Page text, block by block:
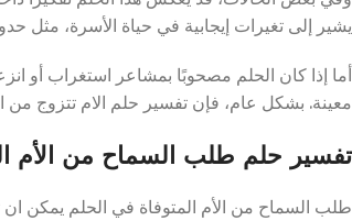
يشير إلى تغيرات إيجابية في حياة الأسرة، مثل
أما إذا كان الحلم مصحوبًا بمشاعر استغراب أو
معينة. بشكل عام، فإن تفسير حلم الام تتزوج من
تفسير حلم طلب السماح من الأم
طلب السماح من الأم المتوفاة في الحلم يمكن ان